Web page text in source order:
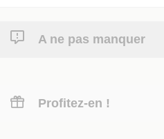
Profitez-en !
A ne pas manquer